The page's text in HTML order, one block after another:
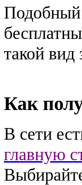
Подобный
такой вид
Как
В сети
главную